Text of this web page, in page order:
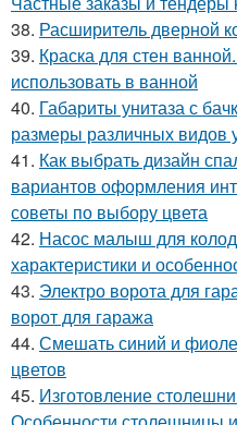
38. Расширитель дверной
39. Краска для стен
использовать в ванной
40. Габариты унитаза с
размеры различных видов
41. Как выбрать дизайн
вариантов оформления
советы по выбору цвета
42. Насос малыш для
характеристики и
43. Электро ворота для
ворот для гаража
44. Смешать синий и
цветов
45. Изготовление